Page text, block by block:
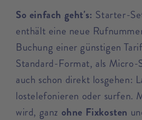
So einfach geht's: Starter-
enthält eine neue
Buchung einer günstigen
Standard-Format, als
auch schon direkt losgehen:
lostelefonieren oder surfen.
wird, ganz ohne Fixkosten